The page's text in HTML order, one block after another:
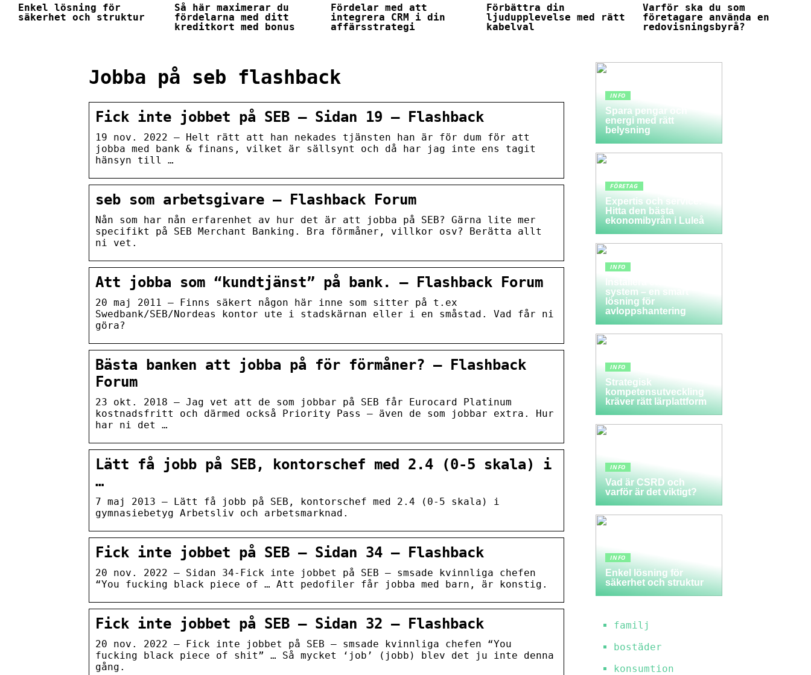
Enkel lösning för
säkerhet och struktur
Så här maximerar du
fördelarna med ditt
kreditkort med bonus
Fördelar med att
integrera CRM i din
affärsstrategi
Förbättra din
ljudupplevelse med rätt
kabelval
Varför ska du som
företagare använda en
redovisningsbyrå?
Jobba på seb flashback
Fick inte jobbet på SEB – Sidan 19 – Flashback
19 nov. 2022 — Helt rätt att han nekades tjänsten han är för dum för att
jobba med bank & finans, vilket är sällsynt och då har jag inte ens tagit
hänsyn till …
seb som arbetsgivare – Flashback Forum
Nån som har nån erfarenhet av hur det är att jobba på SEB? Gärna lite mer
specifikt på SEB Merchant Banking. Bra förmåner, villkor osv? Berätta allt
ni vet.
Att jobba som “kundtjänst” på bank. – Flashback Forum
20 maj 2011 — Finns säkert någon här inne som sitter på t.ex
Swedbank/SEB/Nordeas kontor ute i stadskärnan eller i en småstad. Vad får ni
göra?
Bästa banken att jobba på för förmåner? – Flashback
Forum
23 okt. 2018 — Jag vet att de som jobbar på SEB får Eurocard Platinum
kostnadsfritt och därmed också Priority Pass – även de som jobbar extra. Hur
har ni det …
Lätt få jobb på SEB, kontorschef med 2.4 (0-5 skala) i
…
7 maj 2013 — Lätt få jobb på SEB, kontorschef med 2.4 (0-5 skala) i
gymnasiebetyg Arbetsliv och arbetsmarknad.
Fick inte jobbet på SEB – Sidan 34 – Flashback
20 nov. 2022 — Sidan 34-Fick inte jobbet på SEB – smsade kvinnliga chefen
“You fucking black piece of … Att pedofiler får jobba med barn, är konstig.
Fick inte jobbet på SEB – Sidan 32 – Flashback
20 nov. 2022 — Fick inte jobbet på SEB – smsade kvinnliga chefen “You
fucking black piece of shit” … Så mycket ‘job’ (jobb) blev det ju inte denna
gång.
INFO
Spara pengar och
energi med rätt
belysning
FÖRETAG
Expertis och service:
Hitta den bästa
ekonomibyrån i Luleå
INFO
Installera ett LTA-
system – en smart
lösning för
avloppshantering
INFO
Strategisk
kompetensutveckling
kräver rätt lärplattform
INFO
Vad är CSRD och
varför är det viktigt?
INFO
Enkel lösning för
säkerhet och struktur
familj
bostäder
konsumtion